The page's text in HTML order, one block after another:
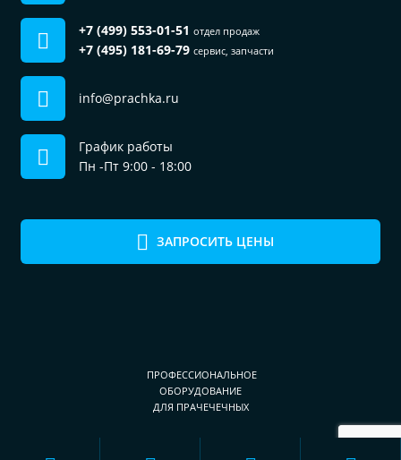
ПРОФЕССИОНАЛЬНОЕ
ОБОРУДОВАНИЕ
ДЛЯ ПРАЧЕЧЕЧНЫХ
ЗАПРОСИТЬ ЦЕНЫ
+7 (499) 553-01-51 отдел продаж
+7 (495) 181-69-79 сервис, запчасти
info@prachka.ru
График работы
Пн -Пт 9:00 - 18:00